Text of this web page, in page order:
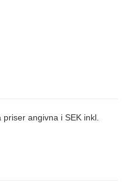
angivna i SEK inkl.